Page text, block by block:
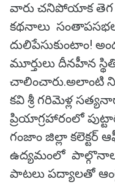
వారు చనిపోయాక
కథనాలు
దులిపేసుకుంటాం!
మూర్తులు దీనహీన
చాలించారు.అలాంటి
కవి శ్రీ గరిమెళ్ల
ప్రియాగ్రహారంలో
గంజాం జిల్లా కలెక్టర్
ఉద్యమంలో పాల్గొనాలని
పాటలు పద్యాలతో